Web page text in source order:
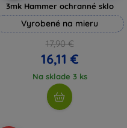
3mk Hammer ochranné sklo
Vyrobené na mieru
17,90 €
16,11 €
Na sklade 3 ks